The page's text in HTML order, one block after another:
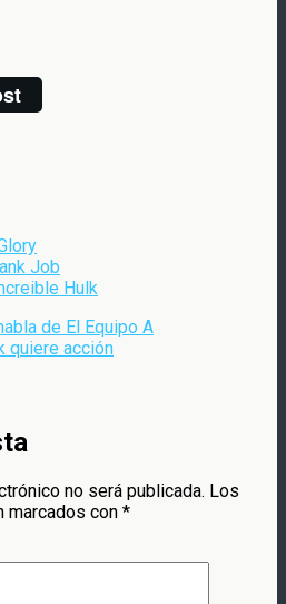
Job
Hulk
de El Equipo A
quiere acción
no será publicada. Los
marcados con *